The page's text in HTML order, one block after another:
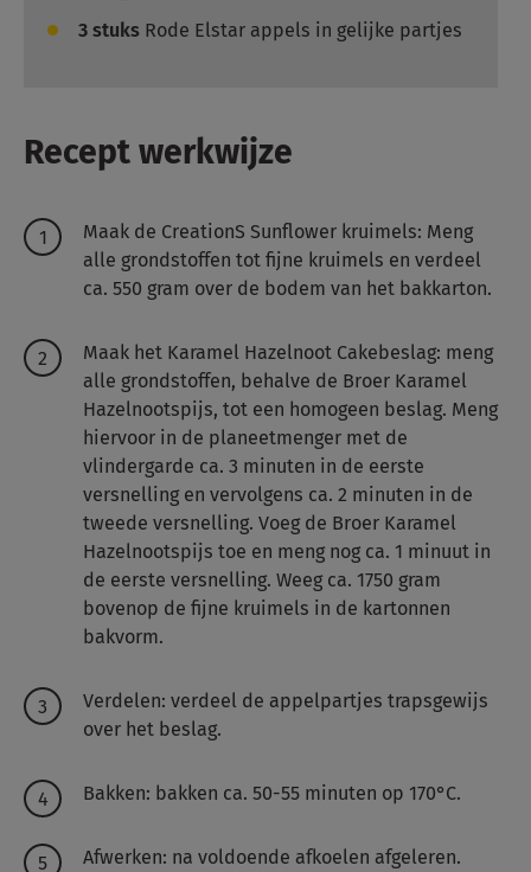
3 stuks Rode Elstar appels in gelijke partjes
Recept werkwijze
Maak de CreationS Sunflower kruimels: Meng
alle grondstoffen tot fijne kruimels en verdeel
ca. 550 gram over de bodem van het bakkarton.
Maak het Karamel Hazelnoot Cakebeslag: meng
alle grondstoffen, behalve de Broer Karamel
Hazelnootspijs, tot een homogeen beslag. Meng
hiervoor in de planeetmenger met de
vlindergarde ca. 3 minuten in de eerste
versnelling en vervolgens ca. 2 minuten in de
tweede versnelling. Voeg de Broer Karamel
Hazelnootspijs toe en meng nog ca. 1 minuut in
de eerste versnelling. Weeg ca. 1750 gram
bovenop de fijne kruimels in de kartonnen
bakvorm.
Verdelen: verdeel de appelpartjes trapsgewijs
over het beslag.
Bakken: bakken ca. 50-55 minuten op 170°C.
Afwerken: na voldoende afkoelen afgeleren.